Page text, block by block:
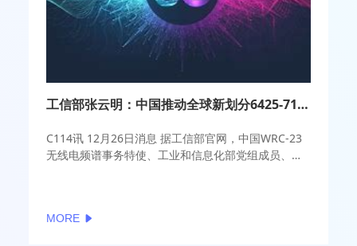
工信部张云明：中国推动全球新划分6425-7125MHz中频段6G资源
​C114讯 12月26日消息 据工信部官网，中国WRC-23
无线电频谱事务特使、工业和信息化部党组成员、副
国际电信联盟《无线电规则》的修订，在四个方面取
MORE